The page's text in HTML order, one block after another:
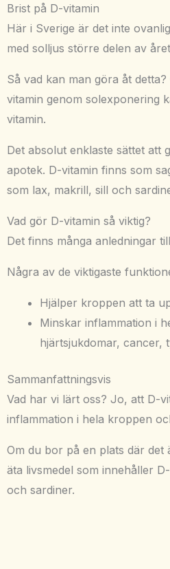
Brist på D-vitamin
Här i Sverige är det inte
med solljus större delen av
Så vad kan man göra åt
vitamin genom solexponering
vitamin.
Det absolut enklaste sättet att
apotek. D-vitamin finns som
som lax, makrill, sill och
Vad gör D-vitamin så viktig?
Det finns många anledningar
Några av de viktigaste
Hjälper kroppen att ta
Minskar inflammation i
hjärtsjukdomar, cancer,
Sammanfattningsvis
Vad har vi lärt oss? Jo, att D-
inflammation i hela kroppen
Om du bor på en plats där
äta livsmedel som innehåller
och sardiner.